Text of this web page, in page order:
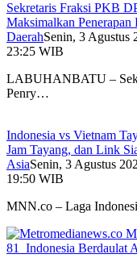
Sekretaris Fraksi PKB
Maksimalkan Penerapan
DaerahSenin, 3 Agustus
23:25 WIB
LABUHANBATU –
Penry…
Indonesia vs Vietnam
Jam Tayang, dan Link
AsiaSenin, 3 Agustus
19:50 WIB
MNN.co – Laga